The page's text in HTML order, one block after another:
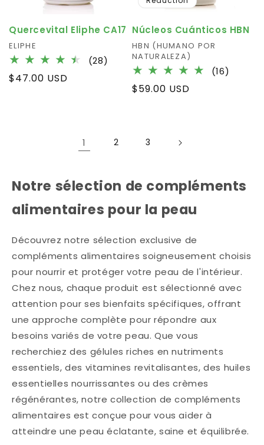
Quercevital Eliphe CA17
Fournisseur :
ELIPHE
(28)
critiques
Prix
$47.00 USD
Núcleos Cuánticos HBN
Fournisseur :
HBN (HUMANO POR
NATURALEZA)
(16)
Prix
$59.00 USD
1 2 3
Notre sélection de compléments
alimentaires pour la peau
Découvrez notre sélection exclusive de
compléments alimentaires soigneusement choisis
pour nourrir et protéger votre peau de l'intérieur.
Chez nous, chaque produit est sélectionné avec
attention pour ses bienfaits spécifiques, offrant
une approche complète pour répondre aux
besoins variés de votre peau. Que vous
recherchiez des gélules riches en nutriments
essentiels, des vitamines revitalisantes, des huiles
essentielles nourrissantes ou des crèmes
régénérantes, notre collection de compléments
alimentaires est conçue pour vous aider à
atteindre une peau éclatante, saine et équilibrée.